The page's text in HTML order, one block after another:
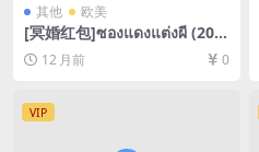
其他 欧美
[冥婚红包]ซองแดงแต่งผี (202
5)[百度网盘+夸克网盘1080P
超清未删减资源][网盘在线播
幕]
12 月前 0
VIP